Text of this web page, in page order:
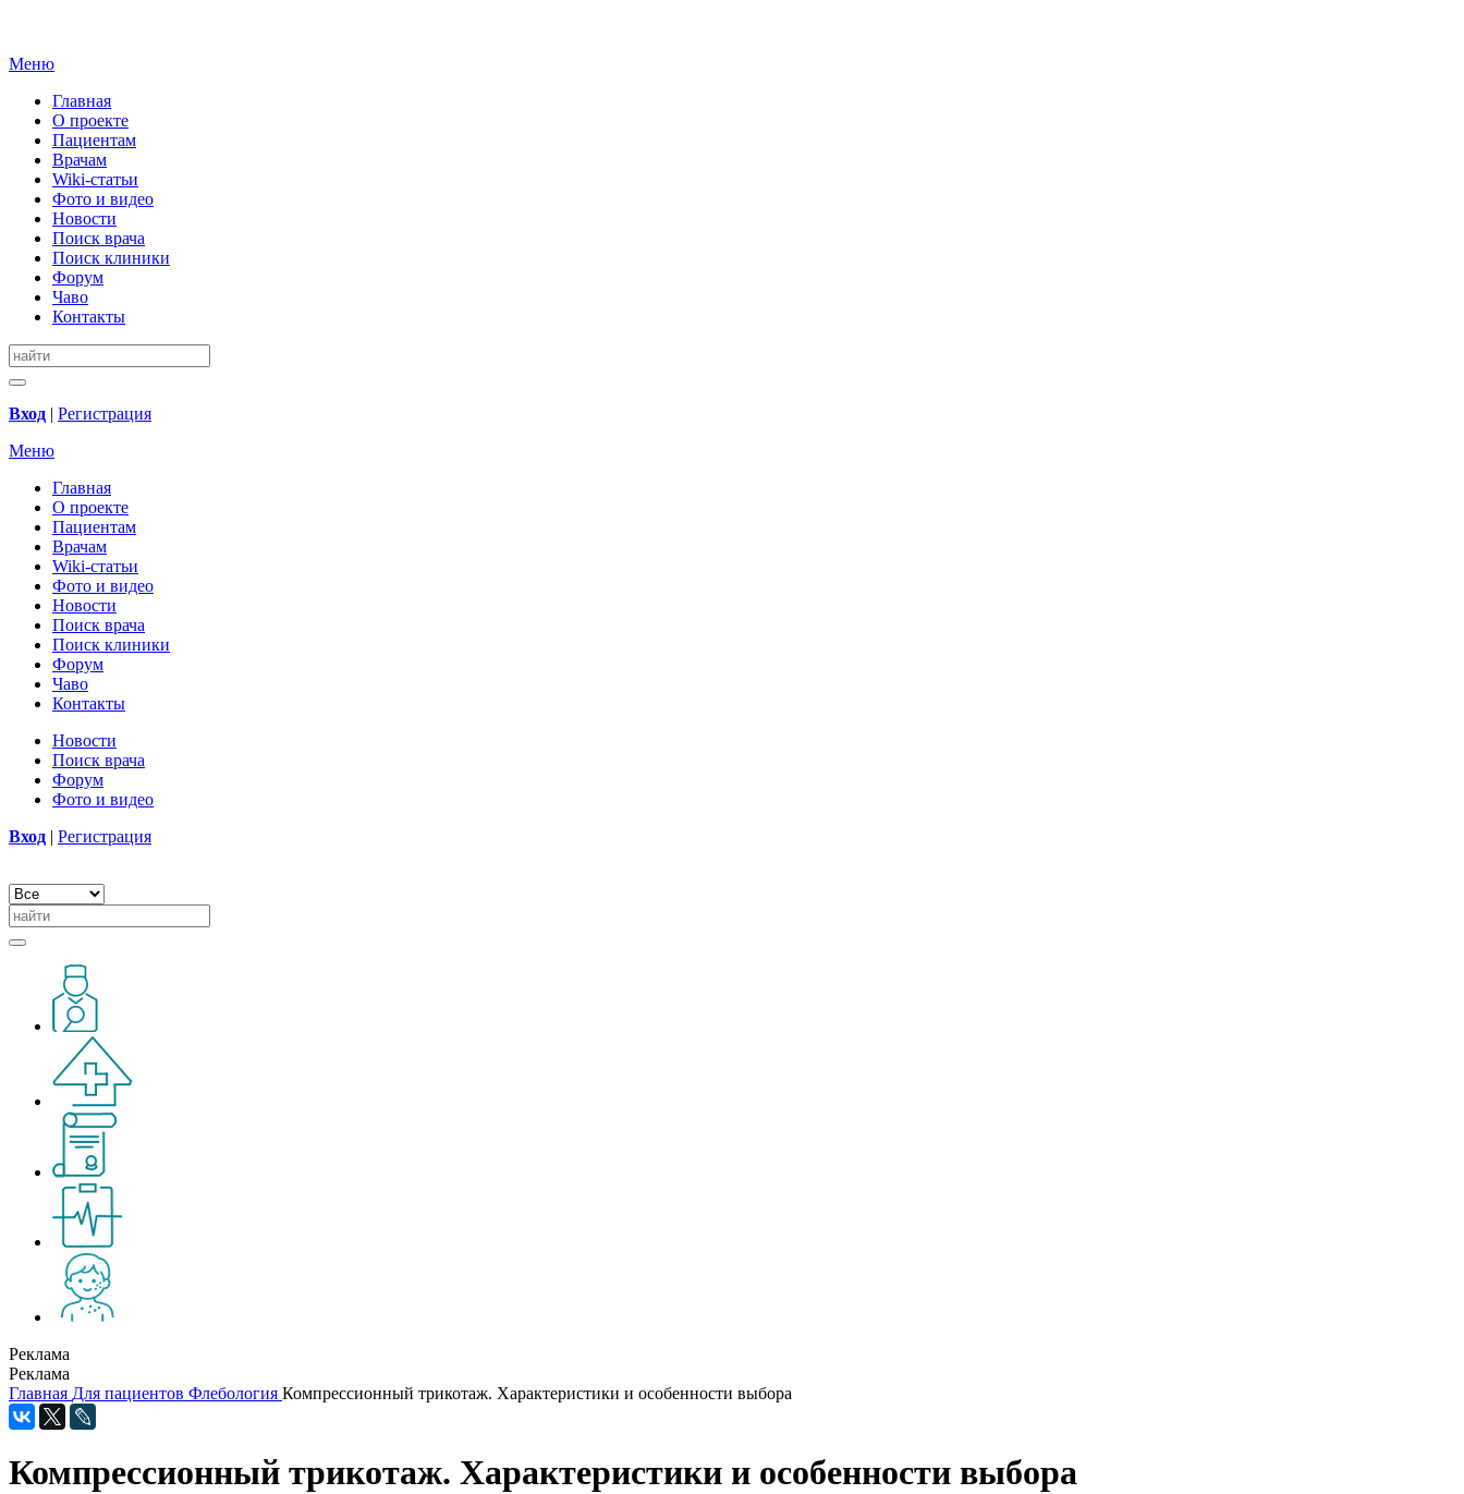
Меню
Главная
О проекте
Пациентам
Врачам
Wiki-статьи
Фото и видео
Новости
Поиск врача
Поиск клиники
Форум
Чаво
Контакты
Вход | Регистрация
Меню
Главная
О проекте
Пациентам
Врачам
Wiki-статьи
Фото и видео
Новости
Поиск врача
Поиск клиники
Форум
Чаво
Контакты
Новости
Поиск врача
Форум
Фото и видео
Вход | Регистрация
Реклама
Реклама
Главная Для пациентов Флебология Компрессионный трикотаж. Характеристики и особенности выбора
Компрессионный трикотаж. Характеристики и особенности выбора